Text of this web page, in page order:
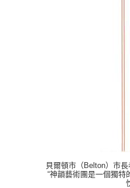
貝爾頓市（Belton）市
“神韻藝術團是一個獨